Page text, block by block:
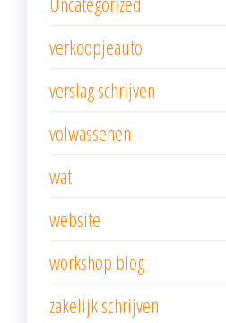
verkoopjeauto
verslag schrijven
volwassenen
wat
website
workshop blog
zakelijk schrijven